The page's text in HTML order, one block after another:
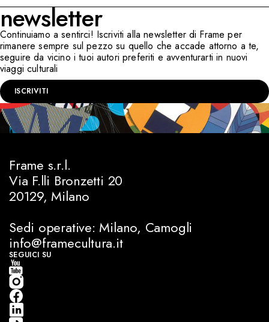
newsletter
Continuiamo a sentirci! Iscriviti alla newsletter di Frame per
rimanere sempre sul pezzo su quello che accade attorno a te,
seguire da vicino i tuoi autori preferiti e avventurarti in nuovi
viaggi culturali
ISCRIVITI
Frame s.r.l.
Via F.lli Bronzetti 20
20129, Milano
Sedi operative: Milano, Camogli
info@framecultura.it
SEGUICI SU